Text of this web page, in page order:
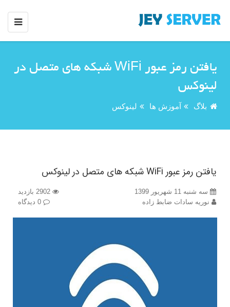
یافتن رمز عبور WiFi شبکه های متصل در
لینوکس
بلاگ آموزش ها لینوکس
یافتن رمز عبور WiFi شبکه های متصل در لینوکس
سه شنبه 11 شهریور 1399
نوریه سادات ضابط زاده